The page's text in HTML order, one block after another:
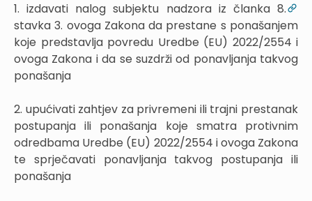
1. izdavati nalog subjektu nadzora iz članka 8.
stavka 3. ovoga Zakona da prestane s ponašanjem
koje predstavlja povredu Uredbe (EU) 2022/2554 i
ovoga Zakona i da se suzdrži od ponavljanja takvog
ponašanja
2. upućivati zahtjev za privremeni ili trajni prestanak
postupanja ili ponašanja koje smatra protivnim
odredbama Uredbe (EU) 2022/2554 i ovoga Zakona
te sprječavati ponavljanja takvog postupanja ili
ponašanja